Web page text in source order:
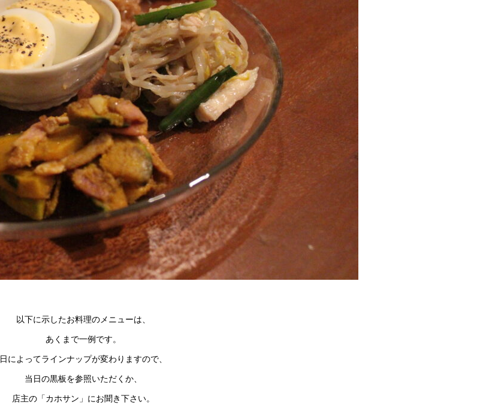
以下に示したお料理のメニューは、
あくまで一例です。
日によってラインナップが変わりますので、
当日の黒板を参照いただくか、
店主の「カホサン」にお聞き下さい。